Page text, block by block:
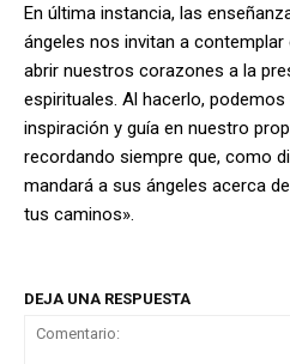
En última instancia, las
ángeles nos invitan a
abrir nuestros corazones a la
espirituales. Al hacerlo,
inspiración y guía en nuestro
recordando siempre que, como
mandará a sus ángeles acerca
tus caminos».
DEJA UNA RESPUESTA